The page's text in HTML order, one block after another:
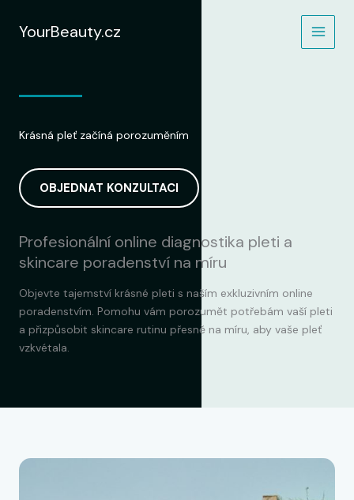
YourBeauty.cz
Krásná pleť začíná porozuměním
OBJEDNAT KONZULTACI
Profesionální online diagnostika pleti a
skincare poradenství na míru
Objevte tajemství krásné pleti s naším exkluzivním online
poradenstvím. Pomohu vám porozumět potřebám vaší pleti
a přizpůsobit skincare rutinu přesně na míru, aby vaše pleť
vzkvétala.